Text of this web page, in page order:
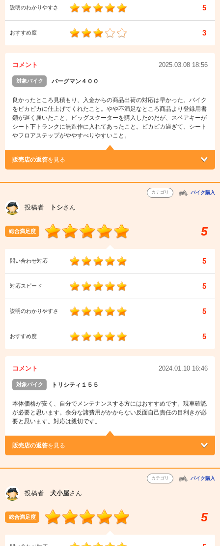
説明のわかりやすさ 5
おすすめ度 3
コメント 2025.03.08 18:56
対象バイク バーグマン４００
良かったところ見積もり、入金からの商品出荷の対応は早かった。バイク
をピカピカに仕上げてくれたこと。やや不満足なところ商品より登録用書
類が遅く届いたこと。ビッグスクーターを購入したのだが、スペアキーが
シート下トランクに無造作に入れてあったこと。ピカピカ過ぎて、シート
やフロアステップがややすべりやすいこと。
販売店の返答を見る
カテゴリ バイク購入
投稿者 トシさん
総合満足度 5
問い合わせ対応 5
対応スピード 5
説明のわかりやすさ 5
おすすめ度 5
コメント 2024.01.10 16:46
対象バイク トリシティ１５５
本体価格が安く、自分でメンテナンスする方にはおすすめです。現車確認
が必要と思います。余分な諸費用がかからない反面自己責任の目利きが必
要と思います。対応は親切です。
販売店の返答を見る
カテゴリ バイク購入
投稿者 犬小屋さん
総合満足度 5